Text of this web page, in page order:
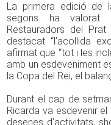
La primera edició de
segons ha valorat
Restauradors del
destacat “l’acollida
afirmat que “tot i les
amb un esdeveniment
la Copa del Rei, el
Durant el cap de
Ricarda va esdevenir
desenes d’activitats,